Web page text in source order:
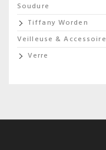
Soudure
Tiffany Worden
Veilleuse & Accessoire
Verre